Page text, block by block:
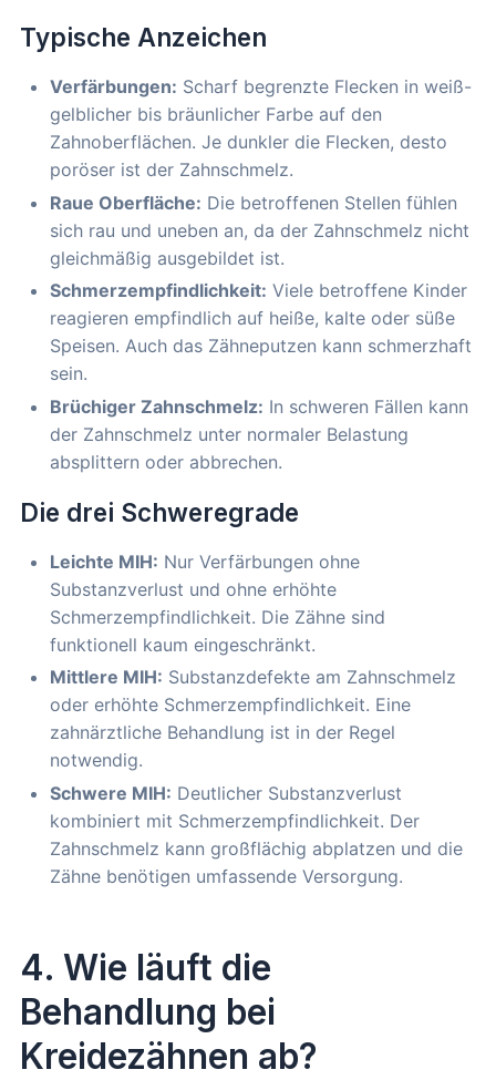
Typische Anzeichen
Verfärbungen: Scharf begrenzte Flecken in weiß-
gelblicher bis bräunlicher Farbe auf den
Zahnoberflächen. Je dunkler die Flecken, desto
poröser ist der Zahnschmelz.
Raue Oberfläche: Die betroffenen Stellen fühlen
sich rau und uneben an, da der Zahnschmelz nicht
gleichmäßig ausgebildet ist.
Schmerzempfindlichkeit: Viele betroffene Kinder
reagieren empfindlich auf heiße, kalte oder süße
Speisen. Auch das Zähneputzen kann schmerzhaft
sein.
Brüchiger Zahnschmelz: In schweren Fällen kann
der Zahnschmelz unter normaler Belastung
absplittern oder abbrechen.
Die drei Schweregrade
Leichte MIH: Nur Verfärbungen ohne
Substanzverlust und ohne erhöhte
Schmerzempfindlichkeit. Die Zähne sind
funktionell kaum eingeschränkt.
Mittlere MIH: Substanzdefekte am Zahnschmelz
oder erhöhte Schmerzempfindlichkeit. Eine
zahnärztliche Behandlung ist in der Regel
notwendig.
Schwere MIH: Deutlicher Substanzverlust
kombiniert mit Schmerzempfindlichkeit. Der
Zahnschmelz kann großflächig abplatzen und die
Zähne benötigen umfassende Versorgung.
4. Wie läuft die
Behandlung bei
Kreidezähnen ab?